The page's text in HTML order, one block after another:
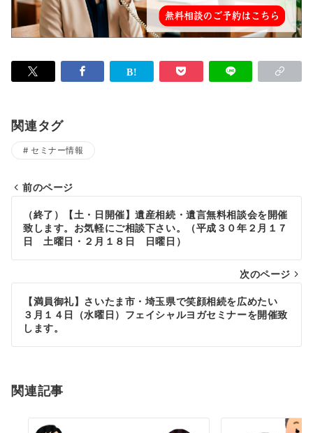
関連タグ
セミナー情報
稿
ビ
ー
シ
ン
前のページ
（終了）【土・日開催】遺産相続・遺言無料相談会を開催
致します。お気軽にご相談下さい。（平成３０年２月１７
日 土曜日・２月１８日 日曜日）
次のページ
【満員御礼】さいたま市・埼玉県で笑顔相続を広めたい
３月１４日（水曜日）フェイシャルヨガセミナーを開催致
します。
関連記事